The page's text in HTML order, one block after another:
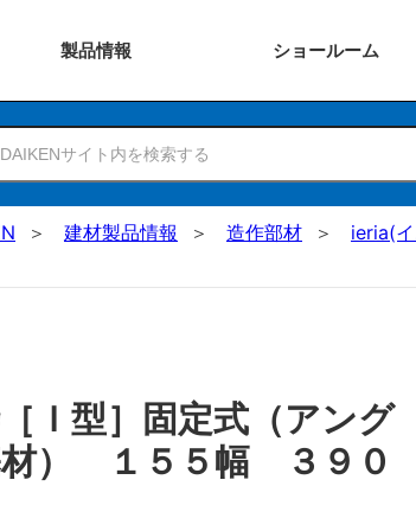
製品情報 ショールーム
建材製品情報 造作部材 ieria(
型］固定式（アング
材） １５５幅 ３９０